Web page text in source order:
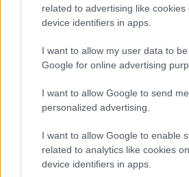
related to advertising like cookies
device identifiers in apps.
I want to allow my user data to
Google for online advertising
I want to allow Google to send me
personalized advertising.
I want to allow Google to enable
related to analytics like cookies
device identifiers in apps.
Cinco trucos de chefs para
Diego Romero · 8 Ago 2026